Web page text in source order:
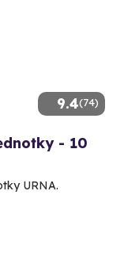
9.4(74)
- 10
URNA.